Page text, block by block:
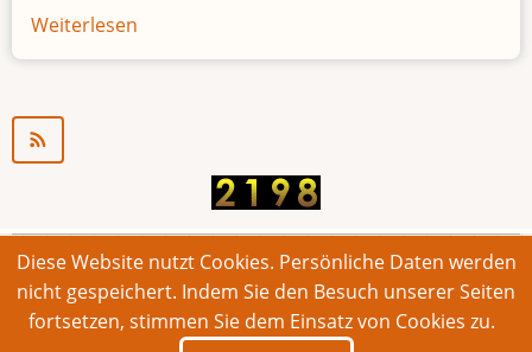
Weiterlesen
Jugendarbeitslosigkeit
© 2026 Bonner Aufruf. Alle Rechte vorbehalten.
Footer
Impressum Kontakt Intern
Diese Website nutzt Cookies. Persönliche Daten werden
nicht gespeichert. Indem Sie den Besuch unserer Seiten
fortsetzen, stimmen Sie dem Einsatz von Cookies zu.